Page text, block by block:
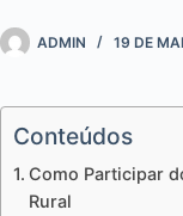
ADMIN 19 DE
Conteúdos
Como Participar
Rural